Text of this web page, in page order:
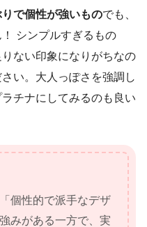
で個性が強いものでも、
シンプルすぎるもの
ない印象になりがちなの
い。大人っぽさを強調し
チナにしてみるのも良い
個性的で派手なデザ
みがある一方で、実